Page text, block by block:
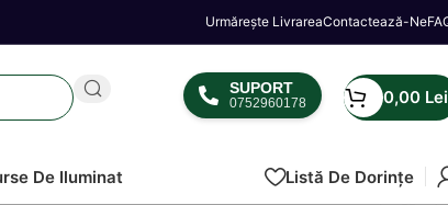
Urmărește LivrareaContactează-Ne
SUPORT
0752960178 0,00 Lei
De Iluminat
Listă De Dorințe